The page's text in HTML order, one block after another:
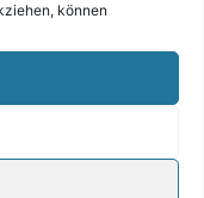
können